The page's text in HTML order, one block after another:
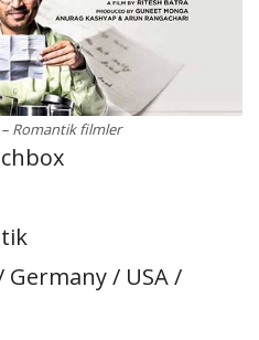
Romantik filmler
Germany / USA /